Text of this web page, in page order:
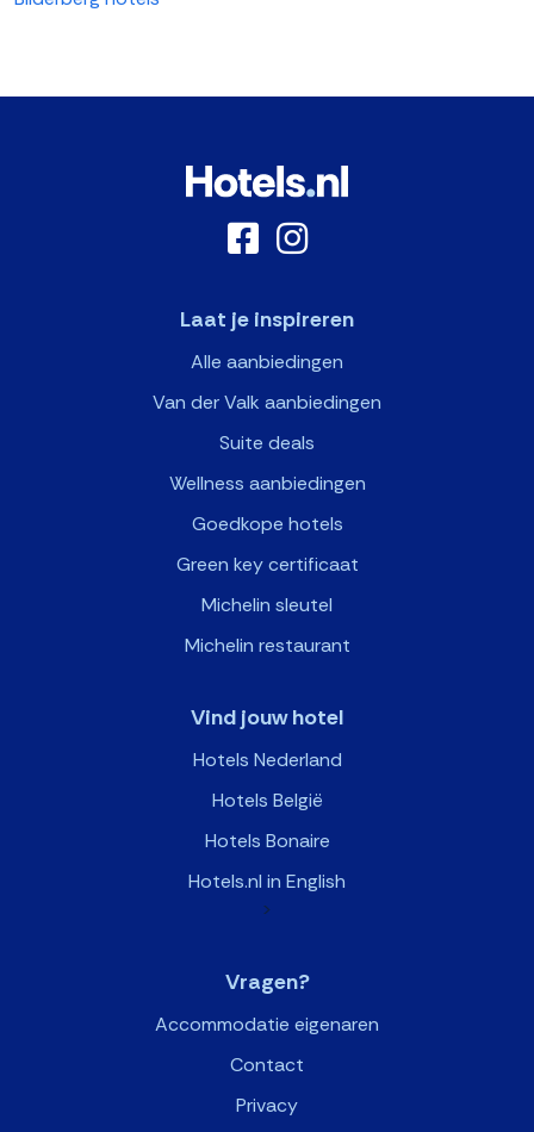
Laat je inspireren
Alle aanbiedingen
Van der Valk aanbiedingen
Suite deals
Wellness aanbiedingen
Goedkope hotels
Green key certificaat
Michelin sleutel
Michelin restaurant
Vind jouw hotel
Hotels Nederland
Hotels België
Hotels Bonaire
Hotels.nl in English
>
Vragen?
Accommodatie eigenaren
Contact
Privacy